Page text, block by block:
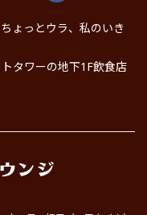
ょっとウラ、私のいき
タワーの地下1F飲食店